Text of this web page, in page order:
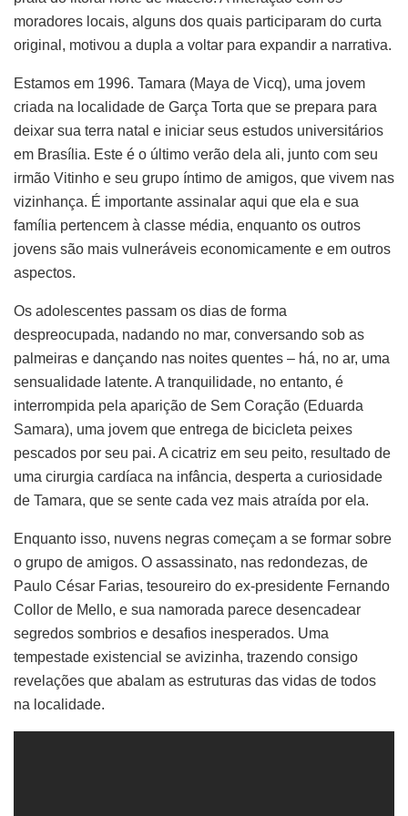
moradores locais, alguns dos quais participaram do curta
original, motivou a dupla a voltar para expandir a narrativa.
Estamos em 1996. Tamara (Maya de Vicq), uma jovem
criada na localidade de Garça Torta que se prepara para
deixar sua terra natal e iniciar seus estudos universitários
em Brasília. Este é o último verão dela ali, junto com seu
irmão Vitinho e seu grupo íntimo de amigos, que vivem nas
vizinhança. É importante assinalar aqui que ela e sua
família pertencem à classe média, enquanto os outros
jovens são mais vulneráveis economicamente e em outros
aspectos.
Os adolescentes passam os dias de forma
despreocupada, nadando no mar, conversando sob as
palmeiras e dançando nas noites quentes – há, no ar, uma
sensualidade latente. A tranquilidade, no entanto, é
interrompida pela aparição de Sem Coração (Eduarda
Samara), uma jovem que entrega de bicicleta peixes
pescados por seu pai. A cicatriz em seu peito, resultado de
uma cirurgia cardíaca na infância, desperta a curiosidade
de Tamara, que se sente cada vez mais atraída por ela.
Enquanto isso, nuvens negras começam a se formar sobre
o grupo de amigos. O assassinato, nas redondezas, de
Paulo César Farias, tesoureiro do ex-presidente Fernando
Collor de Mello, e sua namorada parece desencadear
segredos sombrios e desafios inesperados. Uma
tempestade existencial se avizinha, trazendo consigo
revelações que abalam as estruturas das vidas de todos
na localidade.